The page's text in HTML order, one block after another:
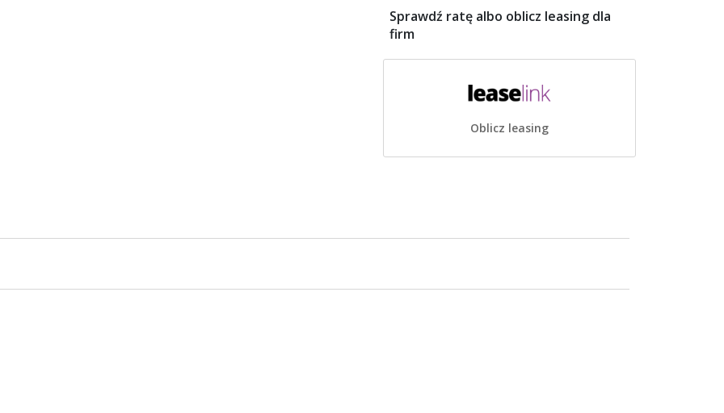
Sprawdź ratę albo oblicz leasing dla
firm
Oblicz leasing